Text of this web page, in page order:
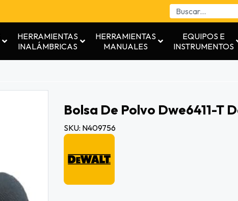
HERRAMIENTAS
INALÁMBRICAS
HERRAMIENTAS
MANUALES
EQUIPOS E
INSTRUMENTOS
Bolsa De Polvo Dwe6411-T
SKU: N409756